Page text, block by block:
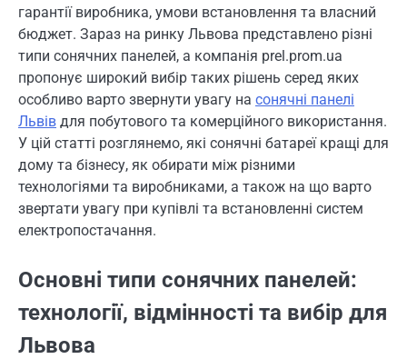
гарантії виробника, умови встановлення та власний
бюджет. Зараз на ринку Львова представлено різні
типи сонячних панелей, а компанія prel.prom.ua
пропонує широкий вибір таких рішень серед яких
особливо варто звернути увагу на сонячні панелі
Львів для побутового та комерційного використання.
У цій статті розглянемо, які сонячні батареї кращі для
дому та бізнесу, як обирати між різними
технологіями та виробниками, а також на що варто
звертати увагу при купівлі та встановленні систем
електропостачання.
Основні типи сонячних панелей:
технології, відмінності та вибір для
Львова